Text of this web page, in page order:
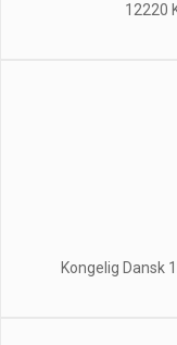
12220
Kongelig Dansk